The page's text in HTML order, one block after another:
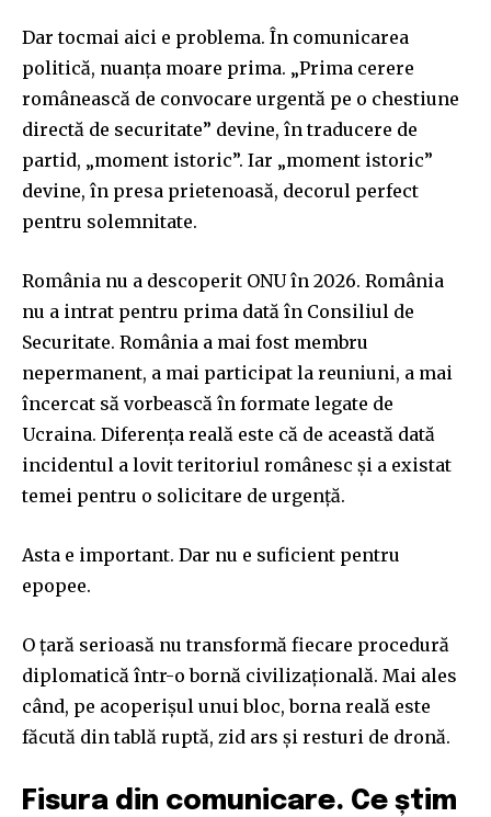
Dar tocmai aici e problema. În comunicarea
politică, nuanța moare prima. „Prima cerere
românească de convocare urgentă pe o chestiune
directă de securitate” devine, în traducere de
partid, „moment istoric”. Iar „moment istoric”
devine, în presa prietenoasă, decorul perfect
pentru solemnitate.
România nu a descoperit ONU în 2026. România
nu a intrat pentru prima dată în Consiliul de
Securitate. România a mai fost membru
nepermanent, a mai participat la reuniuni, a mai
încercat să vorbească în formate legate de
Ucraina. Diferența reală este că de această dată
incidentul a lovit teritoriul românesc și a existat
temei pentru o solicitare de urgență.
Asta e important. Dar nu e suficient pentru
epopee.
O țară serioasă nu transformă fiecare procedură
diplomatică într-o bornă civilizațională. Mai ales
când, pe acoperișul unui bloc, borna reală este
făcută din tablă ruptă, zid ars și resturi de dronă.
Fisura din comunicare. Ce știm